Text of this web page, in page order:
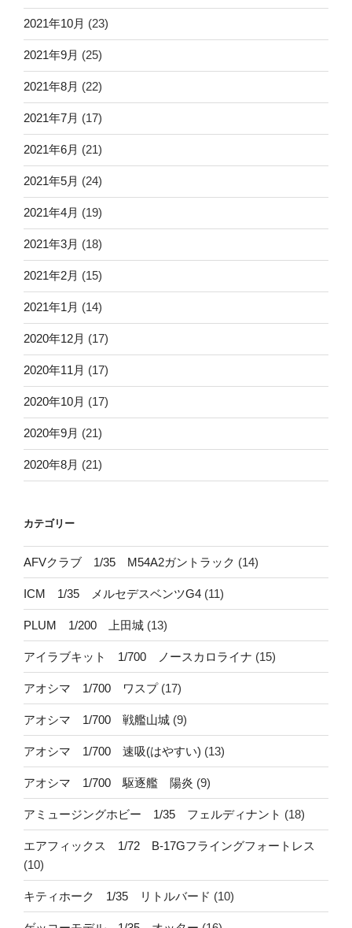
2021年10月 (23)
2021年9月 (25)
2021年8月 (22)
2021年7月 (17)
2021年6月 (21)
2021年5月 (24)
2021年4月 (19)
2021年3月 (18)
2021年2月 (15)
2021年1月 (14)
2020年12月 (17)
2020年11月 (17)
2020年10月 (17)
2020年9月 (21)
2020年8月 (21)
カテゴリー
AFVクラブ 1/35 M54A2ガントラック (14)
ICM 1/35 メルセデスベンツG4 (11)
PLUM 1/200 上田城 (13)
アイラブキット 1/700 ノースカロライナ (15)
アオシマ 1/700 ワスプ(17)
アオシマ 1/700 戦艦山城 (9)
アオシマ 1/700 速吸(はやすい) (13)
アオシマ 1/700 駆逐艦 陽炎 (9)
アミュージングホビー 1/35 フェルディナント (18)
エアフィックス 1/72 B-17Gフライングフォートレス
(10)
キティホーク 1/35 リトルバード (10)